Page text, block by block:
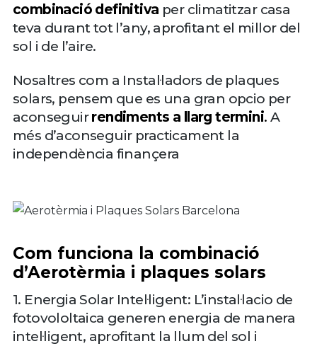
combinació definitiva per climatitzar casa
teva durant tot l’any, aprofitant el millor del
sol i de l’aire.
Nosaltres com a Instal·ladors de plaques
solars, pensem que es una gran opcio per
aconseguir rendiments a llarg termini. A
més d’aconseguir practicament la
independència finançera
Com funciona la combinació
d’Aerotèrmia i plaques solars
1. Energia Solar Intel·ligent: L’instal·lacio de
fotovololtaica generen energia de manera
intel·ligent, aprofitant la llum del sol i